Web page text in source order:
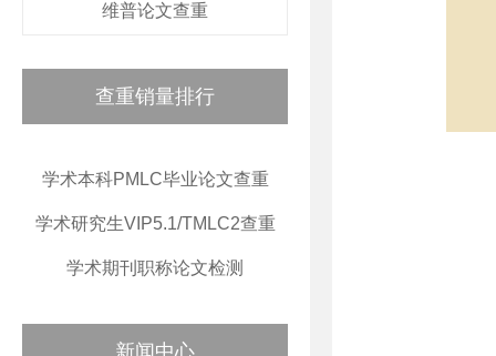
维普论文查重
查重销量排行
学术本科PMLC毕业论文查重
学术研究生VIP5.1/TMLC2查重
学术期刊职称论文检测
新闻中心